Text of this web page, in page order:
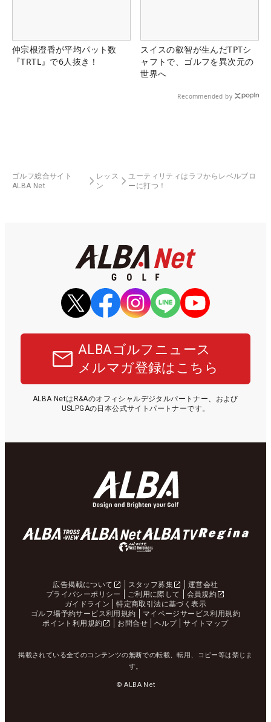
仲宗根澄香が平均パット数
『TRTL』で6人抜き！
スイスの叡智が生んだTPTシ
ャフトで、ゴルフを異次元の
世界へ
Recommended by
ゴルフ総合サイト
ALBA Net
レッス
ン
ユーティリティはラフからレベルブロ
ーに打つ！
ALBAゴルフニュース
メルマガ登録はこちら
ALBA NetはR&Aのオフィシャルデジタルパートナー、および
USLPGAの日本公式サイトパートナーです。
広告掲載について スタッフ募集
運営会社
プライバシーポリシー
ご利用に際して
会員規約
ガイドライン
特定商取引法に基づく表示
ゴルフ場予約サービス利用規約
マイページサービス利用規約
ポイント利用規約
お問合せ ヘルプ サイトマップ
掲載されている全てのコンテンツの無断での転載、転用、コピー等は禁じま
す。
© ALBA Net